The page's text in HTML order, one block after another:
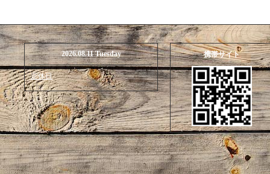
2026.08.11 Tuesday
定休日
携帯サイト